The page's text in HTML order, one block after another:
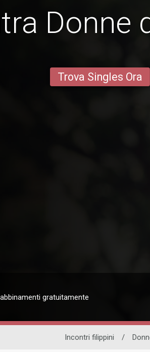
Donne
Trova Singles Ora
gratuitamente
Incontri filippini /